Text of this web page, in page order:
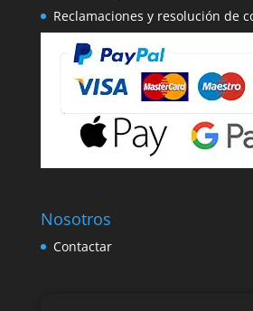
Reclamaciones y resolución de
Nosotros
Contactar